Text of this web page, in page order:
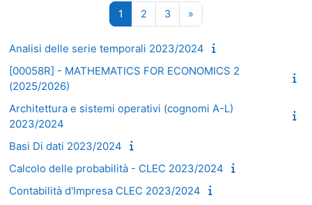
1 Pagina 1
2 Pagina 2
3Pagina 3
»
Analisi delle serie temporali 2023/2024
[00058R] - MATHEMATICS FOR ECONOMICS 2
(2025/2026)
Architettura e sistemi operativi (cognomi A-L)
2023/2024
Basi Di dati 2023/2024
Calcolo delle probabilità - CLEC 2023/2024
Contabilità d'Impresa CLEC 2023/2024